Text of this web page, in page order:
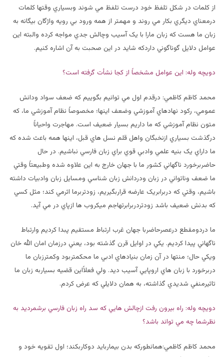
از کلمات در شکل تلفظ خود درست تلفظ مي شوند وبسياري وقتها کلمات
درمعناي ديگري بکار مي روند و مهمتر از همه ورود بي رويه واژگان بيگانه به
زبان ما هست که زبان مارا با يک آسيب وچالش جدي مواجه کرده والبته اين
عوامل دلايل گوناگوني داردکه شايد در اين صحبت به آن اشاره کنيم.
دويچه وله: اين عوامل مشخصاً از کجا نشأت گرفته است؟
محمد کاظم کاظمي: درقدم اول مي توانيم بگوييم که ضعف سواد ودانش
عمومي، رکود نهادهاي آموزشي وضعف اينها؛ مخصوصاً نظام آموزشي ما، که
متون نظام آموزشي که ما داريم بسيار ضعيف است. مهاجرت واحياناً
درگذشت بسياري ازنخبگان واهل قلم نسل هاي قبل، اينها همه باعث شده که
ما داراي يک بنيه علمي وادبي قوي براي زبان فارسي نباشيم. در حال
حاضربرخورد ناگهاني کشور ما با جهان خارج به اين علاوه شده وطبيعتاً وقتي
ما ضعف وناتواني در زبان ودردانش زبان شناسي ومسايل زبان وادبيات داشته
باشيم، وقتي که دربرابريک عارضه قراربگيريم، زودتربرما اثرمي کند؛ مثل کسي
که بدنش ضعيف باشد زودتردربرابرتهاجم ميکروب ها ازپاي در مي آيد.
ما دردومقطع درعصرحاضربا جهان غرب ارتباط مستقيم پبدا کرديم وارتباط
ناگهاني پيدا کرديم. يکي در اوايل قرن گذشته بود، يعني درزمان امان الله خان
ويکي حال؛ منتها در آن زمان بنيادهاي ادبي ما محکمتربود وکمترزبان ما
دربرخورد با زبان هاي اروپايي آسيب ديد. ولي فعلاًاين قضيه بسياربه زبان ما
تاثيرمنفي شديدي گذاشته، به همان دلايلي که عرض کردم.
دويچه وله: راه بيرون رفت ازچالش هايي که سد راه زبان فارسي برشمرديد به
نظرشما چه مي تواند باشد؟
محمد کاظم کاظمي:همانطورکه بدن بيماربايد دوکاربکند؛ اول تقويه خود و